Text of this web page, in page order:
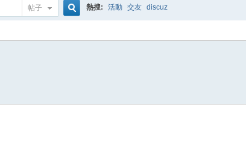
帖子 熱搜: 活動 交友 discuz